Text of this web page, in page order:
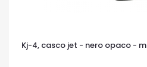
Kj-4, casco jet - nero opaco - m